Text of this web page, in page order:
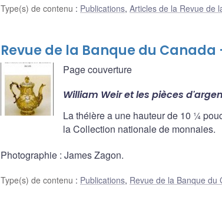
Type(s) de contenu : Publications, Articles de la Revue de
Revue de la Banque du Canada
Page couverture
William Weir et les pièces
La théière a une hauteur de 10 ¼
la Collection nationale de monnaies.
Photographie : James Zagon.
Type(s) de contenu : Publications, Revue de la Banque du